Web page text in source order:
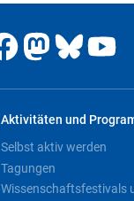
Aktivitäten und
Selbst aktiv werden
Tagungen
Wissenschaftsfestivals